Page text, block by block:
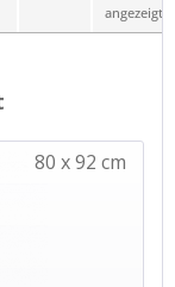
angezeigt.